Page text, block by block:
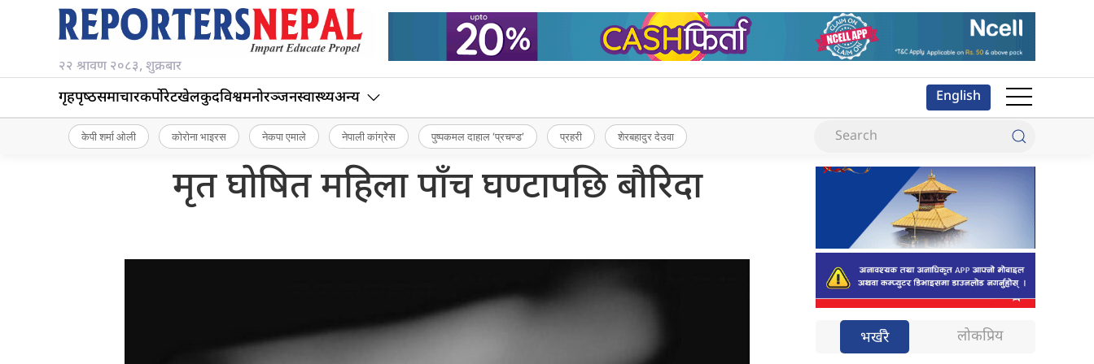
२२ श्रावण २०८३, शुक्रबार
गृहपृष्‍ठसमाचारकर्पोरेटखेलकुदविश्वमनोरञ्जनस्वास्थ्यअन्य English
केपी शर्मा ओली कोरोना भाइरस नेकपा एमाले नेपाली कांग्रेस पुष्पकमल दाहाल ‘प्रचण्ड’ प्रहरी शेरबहादुर देउवा
मृत घोषित महिला पाँच घण्टापछि बौरिदा
भर्खरै लोकप्रिय